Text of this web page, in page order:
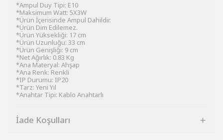
*Ampul Duy Tipi: E10
*Maksimum Watt: 5X3W
*Ürün İçerisinde Ampul Dahildir.
*Ürün Dim Edilemez.
*Ürün Yüksekliği: 17 cm
*Ürün Uzunluğu: 33 cm
*Ürün Genişliği: 9 cm
*Net Ağırlık: 0.83 Kg
*Ana Materyal: Ahşap
*Ana Renk: Renkli
*IP Durumu: IP20
*Tarz: Yeni Yıl
*Anahtar Tipi: Kablo Anahtarlı
İade Koşulları